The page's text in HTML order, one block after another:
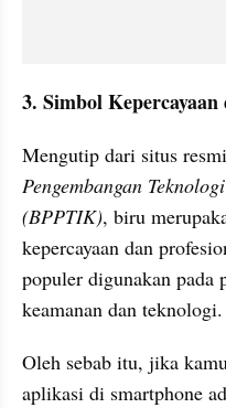
3. Simbol
Mengutip dari situs resmi
Pengembangan
(BPPTIK), biru
kepercayaan dan
populer digunakan pada
keamanan dan teknologi.
Oleh sebab itu, jika
aplikasi di smartphone